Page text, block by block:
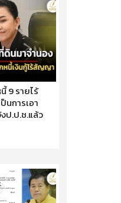
9 รายไร้
นการเอา
ป.ป.ช.แล้ว